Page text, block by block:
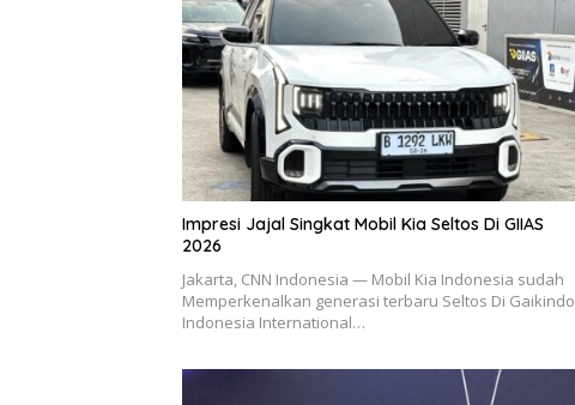
Impresi Jajal Singkat Mobil Kia Seltos Di GIIAS
2026
Jakarta, CNN Indonesia — Mobil Kia Indonesia sudah
Memperkenalkan generasi terbaru Seltos Di Gaikindo
Indonesia International…